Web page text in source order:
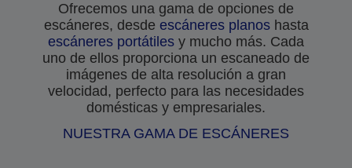
Ofrecemos una gama de opciones de
escáneres, desde escáneres planoshasta
escáneres portátiles y mucho más. Cada
uno de ellos proporciona un escaneado de
imágenes de alta resolución a gran
velocidad, perfecto para las necesidades
domésticas y empresariales.
NUESTRA GAMA DE ESCÁNERES